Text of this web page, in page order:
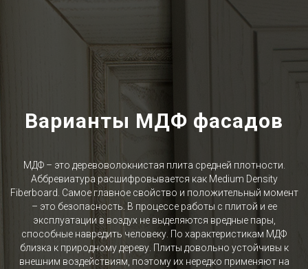
Варианты МДФ фасадов
МДФ – это деревоволокнистая плита средней плотности.
Аббревиатура расшифровывается как Medium Density
Fiberboard. Самое главное свойство и положительный момент
– это безопасность. В процессе работы с плитой и ее
эксплуатации в воздух не выделяются вредные пары,
способные навредить человеку. По характеристикам МДФ
близка к природному дереву. Плиты довольно устойчивы к
внешним воздействиям, поэтому их нередко применяют на